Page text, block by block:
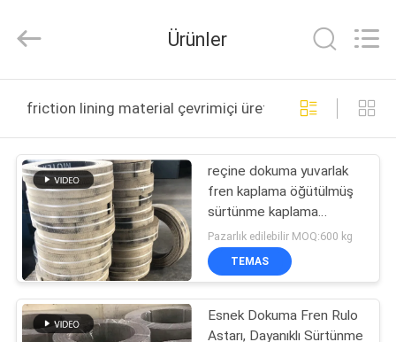
EV
ÜRÜN:%
HAKKIMIZDA
FABRIKA
TURU
Reserved.
Ürünler
friction lining material çevrimiçi üretim
reçine dokuma yuvarlak
fren kaplama öğütülmüş
sürtünme kaplama
malzemesi reçine
dokuma frenler
Pazarlık edilebilir MOQ:600 kg
TEMAS
Esnek Dokuma Fren Rulo
Astarı, Dayanıklı Sürtünme